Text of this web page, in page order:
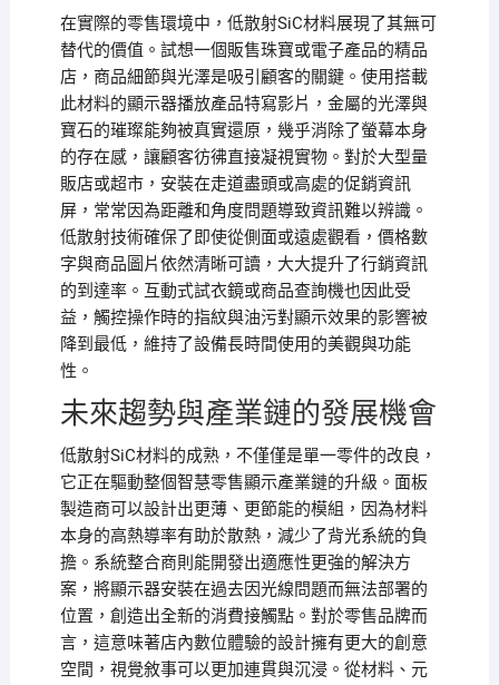
在實際的零售環境中，低散射SiC材料展現了其無可
替代的價值。試想一個販售珠寶或電子產品的精品
店，商品細節與光澤是吸引顧客的關鍵。使用搭載
此材料的顯示器播放產品特寫影片，金屬的光澤與
寶石的璀璨能夠被真實還原，幾乎消除了螢幕本身
的存在感，讓顧客彷彿直接凝視實物。對於大型量
販店或超市，安裝在走道盡頭或高處的促銷資訊
屏，常常因為距離和角度問題導致資訊難以辨識。
低散射技術確保了即使從側面或遠處觀看，價格數
字與商品圖片依然清晰可讀，大大提升了行銷資訊
的到達率。互動式試衣鏡或商品查詢機也因此受
益，觸控操作時的指紋與油污對顯示效果的影響被
降到最低，維持了設備長時間使用的美觀與功能
性。
未來趨勢與產業鏈的發展機會
低散射SiC材料的成熟，不僅僅是單一零件的改良，
它正在驅動整個智慧零售顯示產業鏈的升級。面板
製造商可以設計出更薄、更節能的模組，因為材料
本身的高熱導率有助於散熱，減少了背光系統的負
擔。系統整合商則能開發出適應性更強的解決方
案，將顯示器安裝在過去因光線問題而無法部署的
位置，創造出全新的消費接觸點。對於零售品牌而
言，這意味著店內數位體驗的設計擁有更大的創意
空間，視覺敘事可以更加連貫與沉浸。從材料、元